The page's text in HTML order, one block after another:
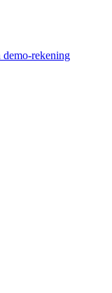
demo-rekening